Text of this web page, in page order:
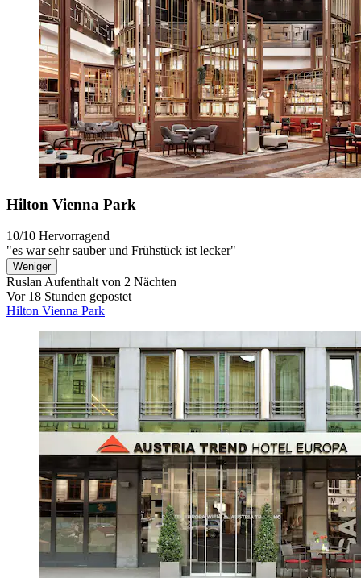
Hilton Vienna Park
10/10 Hervorragend
"es war sehr sauber und Frühstück ist lecker"
Weniger
Ruslan Aufenthalt von 2 Nächten
Vor 18 Stunden gepostet
Hilton Vienna Park